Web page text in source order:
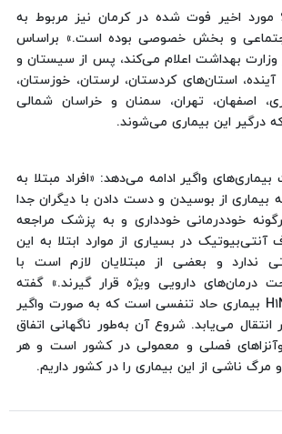
او تاکید می‌کند: «٦ مورد اخیر فوت شده در کرمان نیز مربوط به
اجتماعی و بخش خصوصی بوده است.» براساس
بهداشت اعلام می‌کند، پس از سیستان و
استان‌های کردستان، لرستان، خوزستان،
اصفهان، تهران، سمنان و خراسان شمالی
درگیر این بیماری می‌شوند.
واگیر ادامه می‌دهد: «افراد مبتلا به
بیماری از بوسیدن و دست دادن با دیگران جدا
خوددرمانی خودداری و به پزشک مراجعه
در بسیاری از موارد ابتلا به این
ندارد و بعضی از مبتلایان لازم است با
دارویی ویژه قرار گیرند.» گفته
می‌شود، آنفلوآنزا H١N١ بیماری حاد تنفسی است که به صورت واگیر
انتقال می‌یابد. شروع آن به‌طور ناگهانی اتفاق
فصلی و معمولی در کشور است و هر‌
و مرگ ناشی از این بیماری را در کشور داریم.